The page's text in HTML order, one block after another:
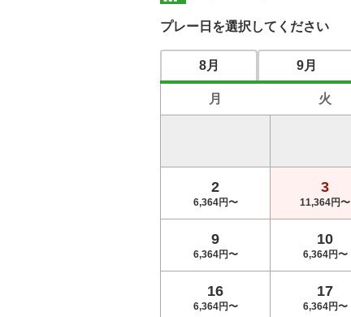
プレー日を選択してください
8月 9月
月 火
2
6,364円〜
3
11,364円〜
9
6,364円〜
10
6,364円〜
16
6,364円〜
17
6,364円〜